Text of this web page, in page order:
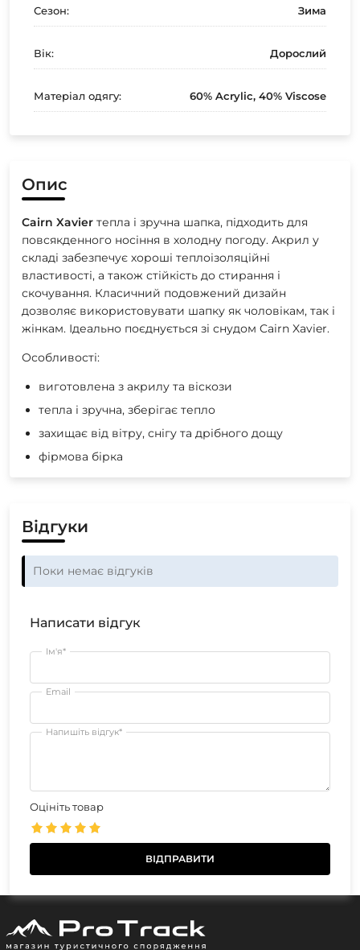
Сезон: Зима
Вік: Дорослий
Матеріал одягу: 60% Acrylic, 40% Viscose
Опис
Cairn Xavier тепла і зручна шапка, підходить для
повсякденного носіння в холодну погоду. Акрил у
складі забезпечує хороші теплоізоляційні
властивості, а також стійкість до стирання і
скочування. Класичний подовжений дизайн
дозволяє використовувати шапку як чоловікам, так і
жінкам. Ідеально поєднується зі снудом Cairn Xavier.
Особливості:
виготовлена з акрилу та віскози
тепла і зручна, зберігає тепло
захищає від вітру, снігу та дрібного дощу
фірмова бірка
Відгуки
Поки немає відгуків
Написати відгук
Ім'я*
Email
Напишіть відгук*
Оцініть товар